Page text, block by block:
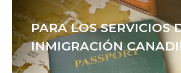
PARA LOS SERVICIOS
INMIGRACIÓN